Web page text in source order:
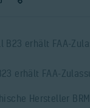
Hersteller